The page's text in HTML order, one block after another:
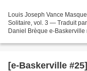
Louis Joseph Vance
Solitaire, vol. 3 — Traduit
Daniel Brèque e-Baskerville
[e-Baskerville